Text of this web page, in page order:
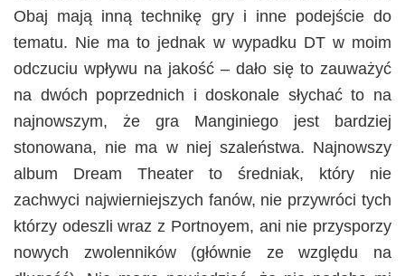
Obaj mają inną technikę gry i inne podejście do
tematu. Nie ma to jednak w wypadku DT w moim
odczuciu wpływu na jakość – dało się to zauważyć
na dwóch poprzednich i doskonale słychać to na
najnowszym, że gra Manginiego jest bardziej
stonowana, nie ma w niej szaleństwa. Najnowszy
album Dream Theater to średniak, który nie
zachwyci najwierniejszych fanów, nie przywróci tych
którzy odeszli wraz z Portnoyem, ani nie przysporzy
nowych zwolenników (głównie ze względu na